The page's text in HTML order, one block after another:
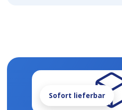
Sofort lieferbar